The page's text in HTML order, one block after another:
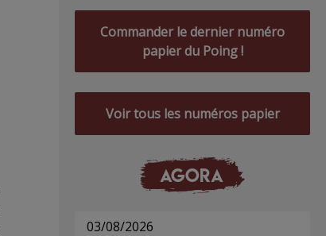
Commander le dernier numéro
papier du Poing !
Voir tous les numéros papier
AGORA
03/08/2026